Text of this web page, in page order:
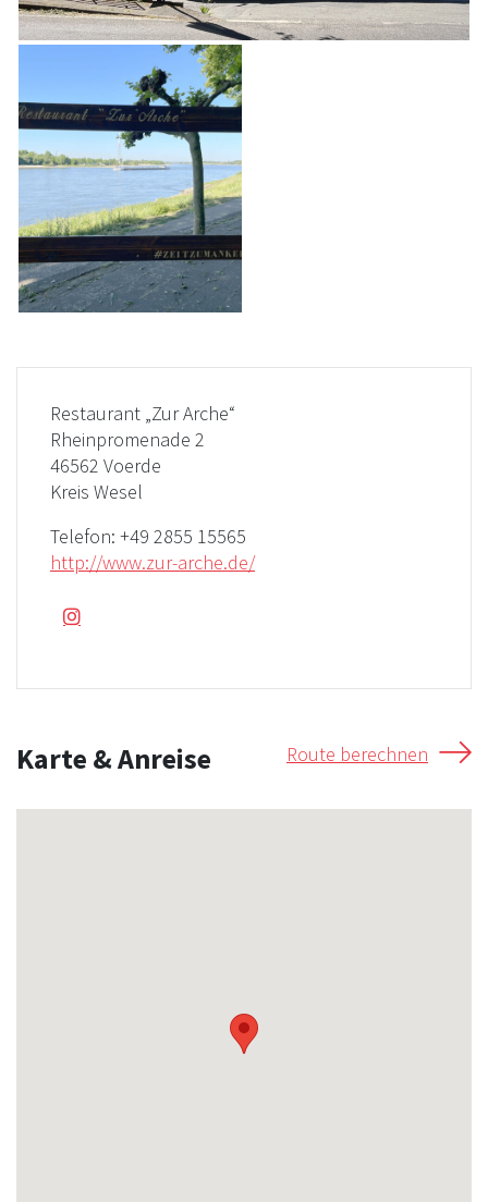
Restaurant „Zur Arche“
Rheinpromenade 2
46562 Voerde
Kreis Wesel
Telefon: +49 2855 15565
http://www.zur-arche.de/
Karte & Anreise Route berechnen